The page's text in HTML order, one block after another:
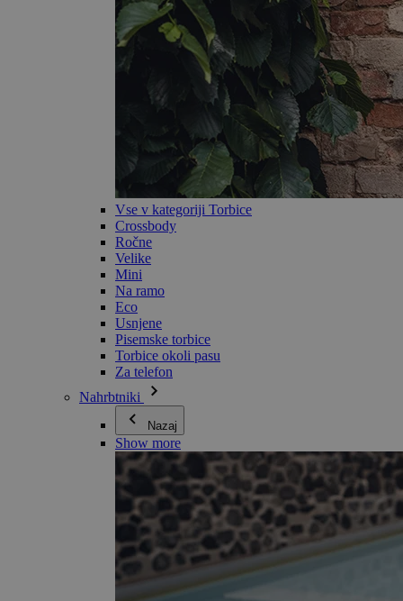
Vse v kategoriji Torbice
Crossbody
Ročne
Velike
Mini
Na ramo
Eco
Usnjene
Pisemske torbice
Torbice okoli pasu
Za telefon
Nahrbtniki
Nazaj
Show more